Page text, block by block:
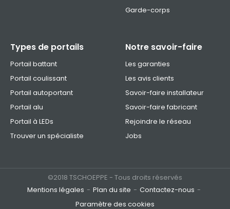
Garde-corps
Types de portails
Portail battant
Portail coulissant
Portail autoportant
Portail alu
Portail à LEDs
Trouver un spécialiste
Notre savoir-faire
Les garanties
Les avis clients
Savoir-faire installateur
Savoir-faire fabricant
Rejoindre le réseau
Jobs
©2018 TSCHOEPPE - Tous droits réservés
Mentions légales
Plan du site
Contactez-nous
Paramètre des cookies